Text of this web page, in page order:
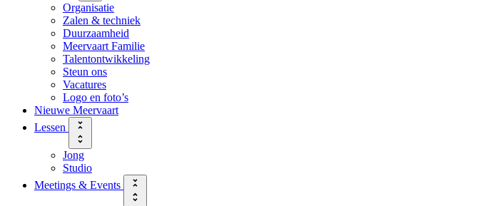
Organisatie
Zalen & techniek
Duurzaamheid
Meervaart Familie
Talentontwikkeling
Steun ons
Vacatures
Logo en foto’s
Nieuwe Meervaart
Lessen
Jong
Studio
Meetings & Events